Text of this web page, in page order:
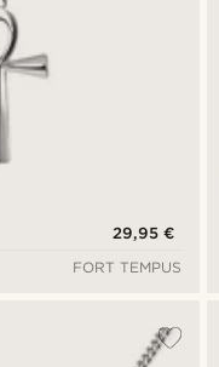
29,95 €
FORT TEMPUS